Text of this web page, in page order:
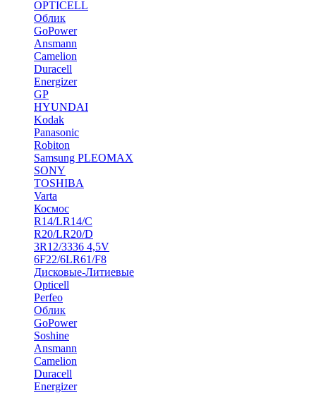
OPTICELL
Облик
GoPower
Ansmann
Camelion
Duracell
Energizer
GP
HYUNDAI
Kodak
Panasonic
Robiton
Samsung PLEOMAX
SONY
TOSHIBA
Varta
Космос
R14/LR14/C
R20/LR20/D
3R12/3336 4,5V
6F22/6LR61/F8
Дисковые-Литиевые
Opticell
Perfeo
Облик
GoPower
Soshine
Ansmann
Camelion
Duracell
Energizer